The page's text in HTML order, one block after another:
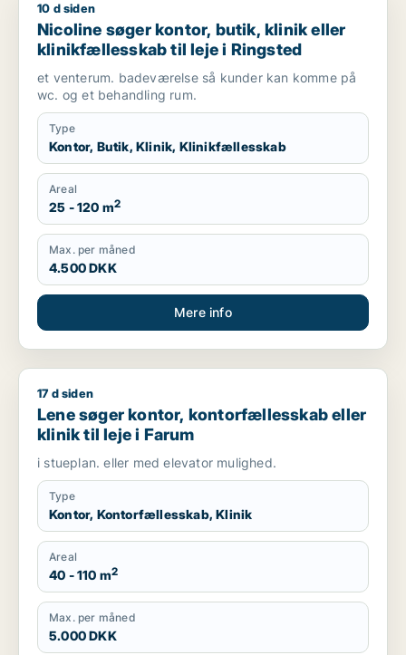
Nicoline søger kontor, butik, klinik eller klinikfællesskab til
10 d siden
Nicoline søger kontor, butik, klinik eller
klinikfællesskab til leje i Ringsted
et venterum. badeværelse så kunder kan komme på
wc. og et behandling rum.
Type
Kontor, Butik, Klinik, Klinikfællesskab
Areal
25 - 120 m2
Max. per måned
4.500 DKK
Mere info
Lene søger kontor, kontorfællesskab eller klinik til leje i
17 d siden
Lene søger kontor, kontorfællesskab eller
klinik til leje i Farum
i stueplan. eller med elevator mulighed.
Type
Kontor, Kontorfællesskab, Klinik
Areal
40 - 110 m2
Max. per måned
5.000 DKK